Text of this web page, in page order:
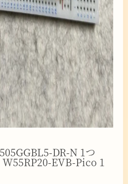
DR-N 1つ
W55RP20-EVB-Pico 1